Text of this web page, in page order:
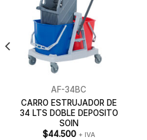
AF-34BC
CARRO ESTRUJADOR DE
34 LTS DOBLE DEPOSITO
SOIN
$44.500 + IVA